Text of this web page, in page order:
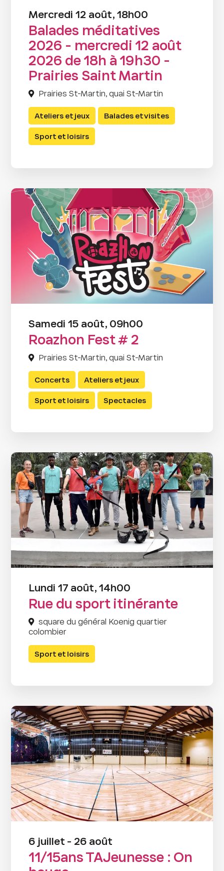
Mercredi 12 août, 18h00
Balades méditatives
2026 - mercredi 12 août
2026 de 18h à 19h30 -
Prairies Saint Martin
Prairies St-Martin, quai St-Martin
Ateliers et jeux Balades et visites
Sport et loisirs
Samedi 15 août, 09h00
Roazhon Fest # 2
Prairies St-Martin, quai St-Martin
Concerts Ateliers et jeux
Sport et loisirs Spectacles
Lundi 17 août, 14h00
Rue du sport itinérante
square du général Koenig quartier
colombier
Sport et loisirs
6 juillet - 26 août
11/15ans TAJeunesse : On